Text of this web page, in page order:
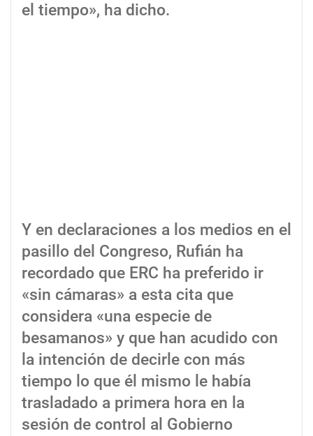
el tiempo», ha dicho.
Y en declaraciones a los medios en el
pasillo del Congreso, Rufián ha
recordado que ERC ha preferido ir
«sin cámaras» a esta cita que
considera «una especie de
besamanos» y que han acudido con
la intención de decirle con más
tiempo lo que él mismo le había
trasladado a primera hora en la
sesión de control al Gobierno